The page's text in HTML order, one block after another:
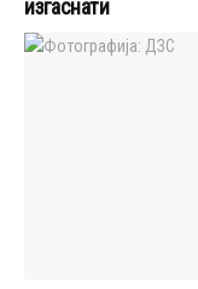
изгаснати